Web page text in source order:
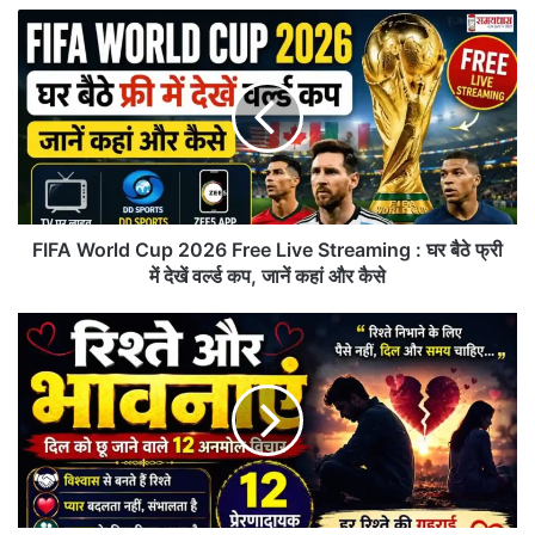
Aaj Ka Rashifal 12 June 2026, शुक्रवार का दिन कई
राशियों के लिए नई संभावनाएं लेकर आया है, जबकि कुछ लोगों को
अपने निर्णयों में अधिक सावधानी बरतने की आवश्यकता होगी।
FIFA
World
Cup
2026
Free
Live
Streaming
घर
वर्ल्ड
कप,
जानें
कहां
और
कैसे
FIFA World Cup 2026 Free Live Streaming : घर बैठे फ्री
में देखें वर्ल्ड कप, जानें कहां और कैसे
Friday
Thoughts
Relationships
Emotions:
दिल
को
लेने
वाले